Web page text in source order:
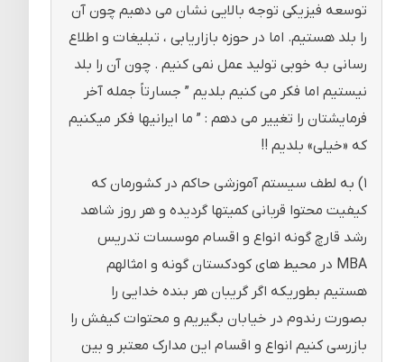
توسعه فیزیکی توجه بالایی نشان می دهیم چون آن
را بلد هستیم. اما در حوزه بازاریابی ، تبلیغات و اطلاع
رسانی به خوبی تولید عمل نمی کنیم . چون آن را بلد
نیستیم اما فکر می کنیم بلدیم ” جسارتاً جمله آخر
فرمایشتان را تغییر می دهم : ” ما ایرانیها فکر میکنیم
که «خیلی» بلدیم !!
۱) به لطف سیستم آموزشی حاکم در کشورمان که
کیفیت محتوا قربانی کمیتها گردیده و هر روز شاهد
رشد قارچ گونه انواع و اقسام موسسات تدریس
MBA در محیط های کودکستان گونه و امثالهم
هستیم بطوریکه اگر گریبان هر بنده خدایی را
بصورت رندوم در خیابان بگیریم و محتوات کیفش را
بازرسی کنیم انواع و اقسام این مدارک معتبر و بین